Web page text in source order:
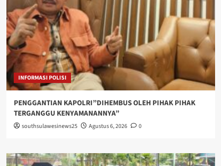
INFORMASI POLISI
PENGGANTIAN KAPOLRI”DIHEMBUS OLEH PIHAK PIHAK
TERGANGGU KENYAMANANNYA”
southsulawesinews25 Agustus 6, 2026 0